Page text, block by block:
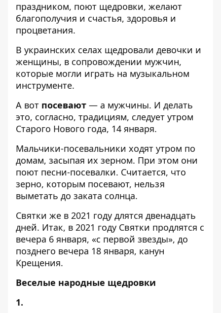
праздником, поют щедровки, желают
благополучия и счастья, здоровья и
процветания.
В украинских селах щедровали девочки и
женщины, в сопровождении мужчин,
которые могли играть на музыкальном
инструменте.
А вот посевают — а мужчины. И делать
это, согласно, традициям, следует утром
Старого Нового года, 14 января.
Мальчики-посевальники ходят утром по
домам, засыпая их зерном. При этом они
поют песни-посевалки. Считается, что
зерно, которым посевают, нельзя
выметать до заката солнца.
Святки же в 2021 году длятся двенадцать
дней. Итак, в 2021 году Святки продлятся с
вечера 6 января, «с первой звезды», до
позднего вечера 18 января, канун
Крещения.
Веселые народные щедровки
1.